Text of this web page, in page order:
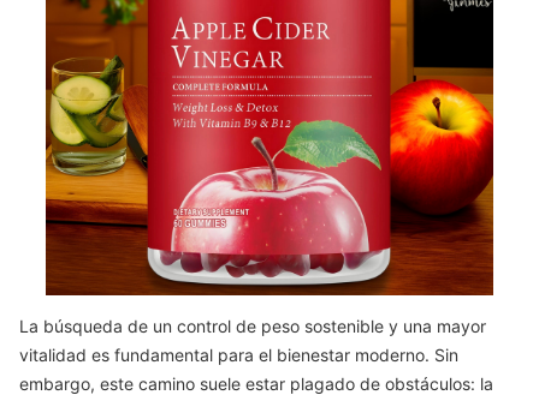
La búsqueda de un control de peso sostenible y una mayor
vitalidad es fundamental para el bienestar moderno. Sin
embargo, este camino suele estar plagado de obstáculos: la